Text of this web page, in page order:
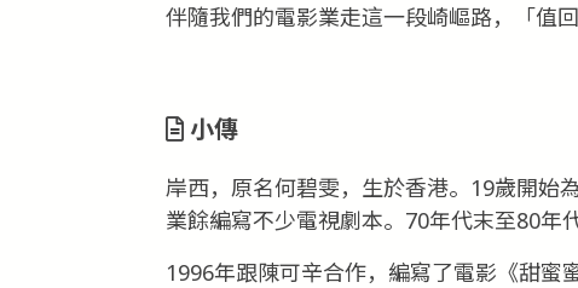
伴隨我們的電影業走這一段崎嶇路，「值回
小傳
岸西，原名何碧雯，生於香港。19歲開始
業餘編寫不少電視劇本。70年代末至80年
1996年跟陳可辛合作，編寫了電影《甜蜜